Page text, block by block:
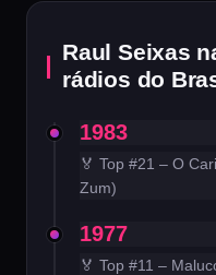
Raul Seixas
rádios do
1983
🏅 Top #21 – O
Zum)
1977
🏅 Top #11 –